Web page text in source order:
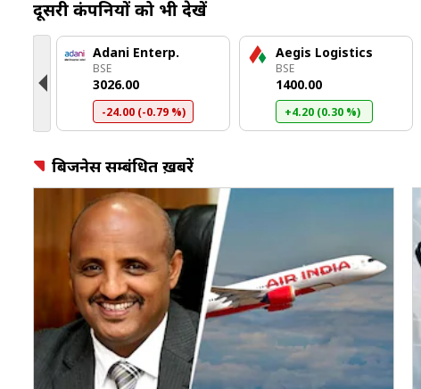
दूसरी कंपनियों को भी देखें
Adani Enterp.
BSE
₹3026.00
-24.00 (-0.79 %)
Aegis Logistics
BSE
₹1400.00
+4.20 (0.30 %)
बिजनेस सम्बंधित ख़बरें